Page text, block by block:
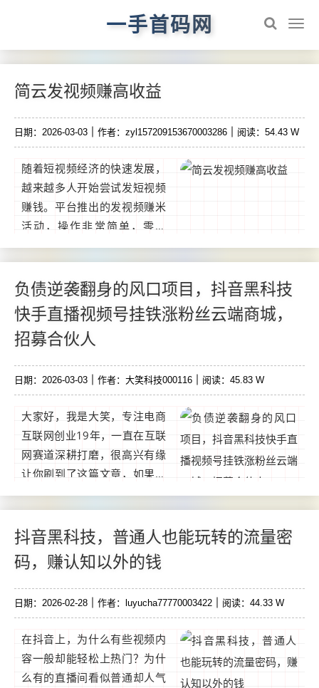
一手首码网
简云发视频赚高收益
日期：2026-03-03 作者：zyl157209153670003286 阅读：54.43 W
随着短视频经济的快速发展，
越来越多人开始尝试发短视频
赚钱。平台推出的发视频赚米
活动，操作非常简单，零门
槛，新手也能轻松上手。用户
只需上传原创或搬运短视频，
并配合点赞、评论、转发等互
动操作。...
负债逆袭翻身的风口项目，抖音黑科技
快手直播视频号挂铁涨粉丝云端商城，
招募合伙人
日期：2026-03-03 作者：大笑科技000116 阅读：45.83 W
大家好，我是大笑，专注电商
互联网创业19年，一直在互联
网赛道深耕打磨，很高兴有缘
让你刷到了这篇文章，如果你
想通过互联网赚钱，却很迷
茫，没有靠谱项目，不知道如
何下手，那么请你关注我，我
会不定时分享靠谱副业，不讲
理论，只讲干货！不敢说我的
分享能改变你的人生，至少可
以让你在互联网在做直播在短
路。...
抖音黑科技，普通人也能玩转的流量密
码，赚认知以外的钱
日期：2026-02-28 作者：luyucha77770003422 阅读：44.33 W
在抖音上，为什么有些视频内
容一般却能轻松上热门？为什
么有的直播间看似普通却人气